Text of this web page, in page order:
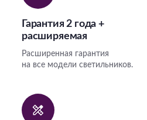
Гарантия 2 года +
расширяемая
Расширенная гарантия
на все модели светильников.